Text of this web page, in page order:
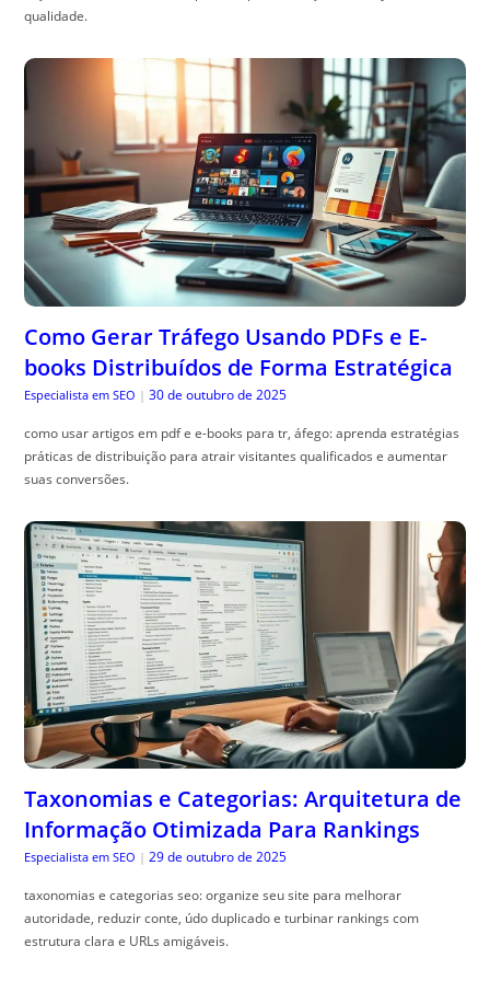
qualidade.
Como Gerar Tráfego Usando PDFs e E-
books Distribuídos de Forma Estratégica
Especialista em SEO | 30 de outubro de 2025
como usar artigos em pdf e e-books para tr, áfego: aprenda estratégias
práticas de distribuição para atrair visitantes qualificados e aumentar
suas conversões.
Taxonomias e Categorias: Arquitetura de
Informação Otimizada Para Rankings
Especialista em SEO | 29 de outubro de 2025
taxonomias e categorias seo: organize seu site para melhorar
autoridade, reduzir conte, údo duplicado e turbinar rankings com
estrutura clara e URLs amigáveis.